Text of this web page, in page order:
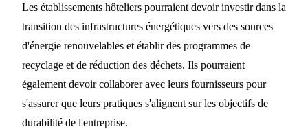
Les établissements hôteliers pourraient devoir investir dans la
transition des infrastructures énergétiques vers des sources
d'énergie renouvelables et établir des programmes de
recyclage et de réduction des déchets. Ils pourraient
également devoir collaborer avec leurs fournisseurs pour
s'assurer que leurs pratiques s'alignent sur les objectifs de
durabilité de l'entreprise.